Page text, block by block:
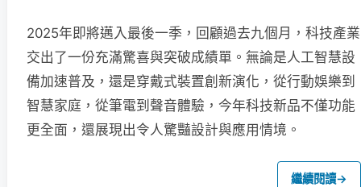
2025年即將邁入最後一季，回顧過去九個月，科技產業
交出了一份充滿驚喜與突破成績單。無論是人工智慧設
備加速普及，還是穿戴式裝置創新演化，從行動娛樂到
智慧家庭，從筆電到聲音體驗，今年科技新品不僅功能
更全面，還展現出令人驚豔設計與應用情境。
繼續閱讀→